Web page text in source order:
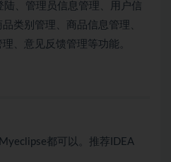
陆、管理员信息管理、用户信
类别管理、商品信息管理、
、意见反馈管理等功能。
都可以。推荐IDEA